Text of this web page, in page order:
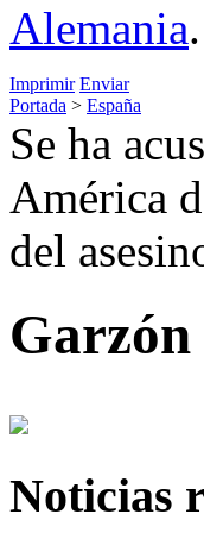
Alemania.
Imprimir Enviar
Portada > España
Se ha
América
del
Noticias